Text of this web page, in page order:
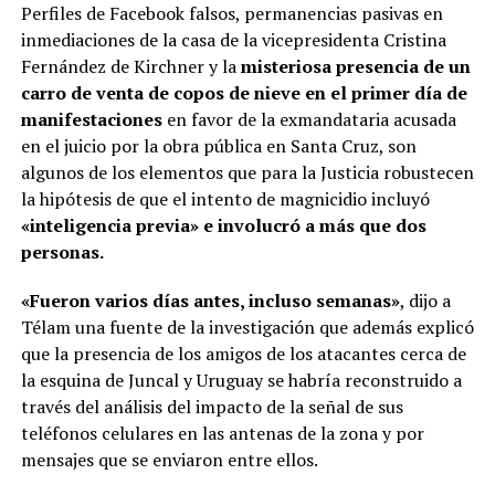
Perfiles de Facebook falsos, permanencias pasivas en
inmediaciones de la casa de la vicepresidenta Cristina
Fernández de Kirchner y lamisteriosa presencia de un
carro de venta de copos de nieve en el primer día de
manifestacionesen favor de la exmandataria acusada
en el juicio por la obra pública en Santa Cruz, son
algunos de los elementos que para la Justicia robustecen
la hipótesis de que el intento de magnicidio incluyó
«inteligencia previa» e involucró a más que dos
personas.
«Fueron varios días antes, incluso semanas», dijo a
Télam una fuente de la investigación que además explicó
que la presencia de los amigos de los atacantes cerca de
la esquina de Juncal y Uruguay se habría reconstruido a
través del análisis del impacto de la señal de sus
teléfonos celulares en las antenas de la zona y por
mensajes que se enviaron entre ellos.